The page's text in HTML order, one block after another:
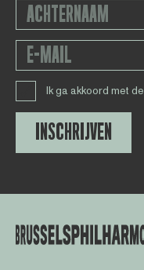
Ik ga akkoord met de
INSCHRIJVEN